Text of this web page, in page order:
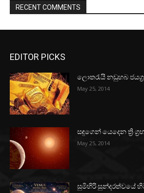
RECENT COMMENTS
EDITOR PICKS
ලොතරැයි නඩුහබ
May 25, 2014
සඳුගෙන් යෙදෙන ත්‍රි
May 25, 2014
සුමිහිරි සුන්දරත්වයේ